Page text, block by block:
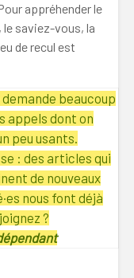
appréhender le
le saviez-vous, la
de recul est
beaucoup
appels dont on
peu usants.
: des articles qui
de nouveaux
nous font déjà
?